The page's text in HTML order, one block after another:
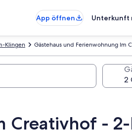
App öffnen
Unterkunft
Gästehaus und Ferienwohnung Im
Klingen
Creativhof -